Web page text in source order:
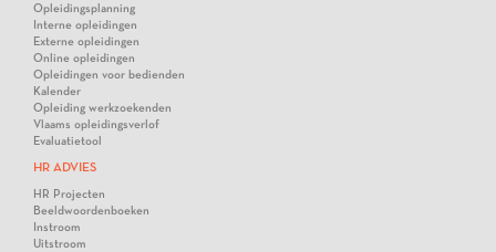
Opleidingsplanning
Interne opleidingen
Externe opleidingen
Online opleidingen
Opleidingen voor bedienden
Kalender
Opleiding werkzoekenden
Vlaams opleidingsverlof
Evaluatietool
HR ADVIES
HR Projecten
Beeldwoordenboeken
Instroom
Uitstroom